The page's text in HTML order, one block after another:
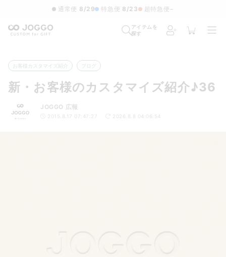
通常便 8/29 特急便 8/23 超特急便−
アイテムを
探す
お客様カスタマイズ紹介 ブログ
新・お客様のカスタマイズ紹介♪36
JOGGO 広報
2015.8.17 07:47:27 2026.8.8 04:06:54